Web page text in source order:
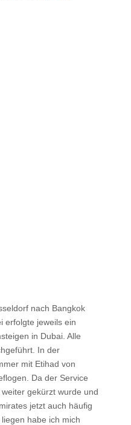
nach Bangkok
erfolgte jeweils ein
in Dubai. Alle
In der
mit Etihad von
Da der Service
gekürzt wurde und
jetzt auch häufig
habe ich mich